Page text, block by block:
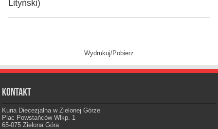
Lityński)
Wydrukuj/Pobierz
Kontakt
Kuria Diecezjalna w Zielonej Górze
Plac Powstańców Wlkp. 1
65-075 Zielona Góra